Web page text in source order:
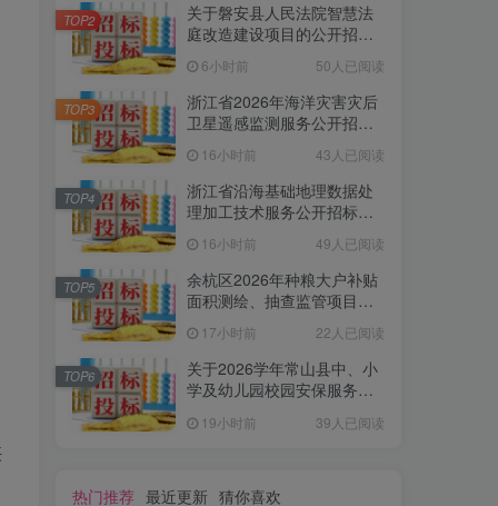
关于磐安县人民法院智慧法
庭改造建设项目的公开招标
公告[金华市政府采购中心磐
安县分中心]
6小时前 50人已阅读
TOP2
浙江省2026年海洋灾害灾后
卫星遥感监测服务公开招标
16小时前 43人已阅读
TOP3
浙江省沿海基础地理数据处
理加工技术服务公开招标公
16小时前 49人已阅读
TOP4
余杭区2026年种粮大户补贴
面积测绘、抽查监管项目的
公开招标公告
17小时前 22人已阅读
TOP5
关于2026学年常山县中、小
学及幼儿园校园安保服务项
共资源交易常山分中心]
19小时前 39人已阅读
TOP6
热门推荐 最近更新 猜你喜欢